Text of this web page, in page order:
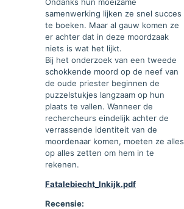
samenwerking lijken ze snel succes
te boeken. Maar al gauw komen ze
er achter dat in deze moordzaak
niets is wat het lijkt.
Bij het onderzoek van een tweede
schokkende moord op de neef van
de oude priester beginnen de
puzzelstukjes langzaam op hun
plaats te vallen. Wanneer de
rechercheurs eindelijk achter de
verrassende identiteit van de
moordenaar komen, moeten ze alles
op alles zetten om hem in te
rekenen.
Fatalebiecht_Inkijk.pdf
Recensie: